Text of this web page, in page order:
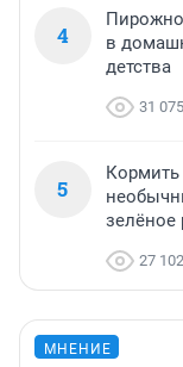
4
в
детства
31 075
5
зелёное
27 102
МНЕНИЕ